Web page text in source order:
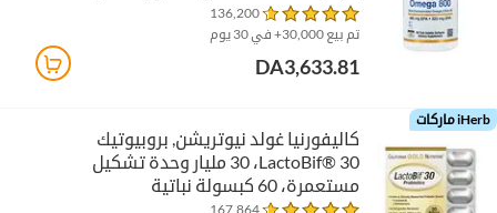
كبسولة هلامية من جيلاتين السمك
(1,000 ملجم لكل كبسولة هلامية)
136,200
تم بيع 30,000+ في 30 يوم
DA3,633.81
iHerb ماركات
كاليفورنيا غولد نيوتريشن‏, بروبيوتيك
LactoBif® 30‏، 30 مليار وحدة تشكيل
مستعمرة، 60 كبسولة نباتية
167,864